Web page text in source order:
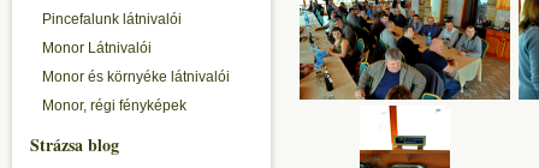
Pincefalunk látnivalói
Monor Látnivalói
Monor és környéke látnivalói
Monor, régi fényképek
Strázsa blog